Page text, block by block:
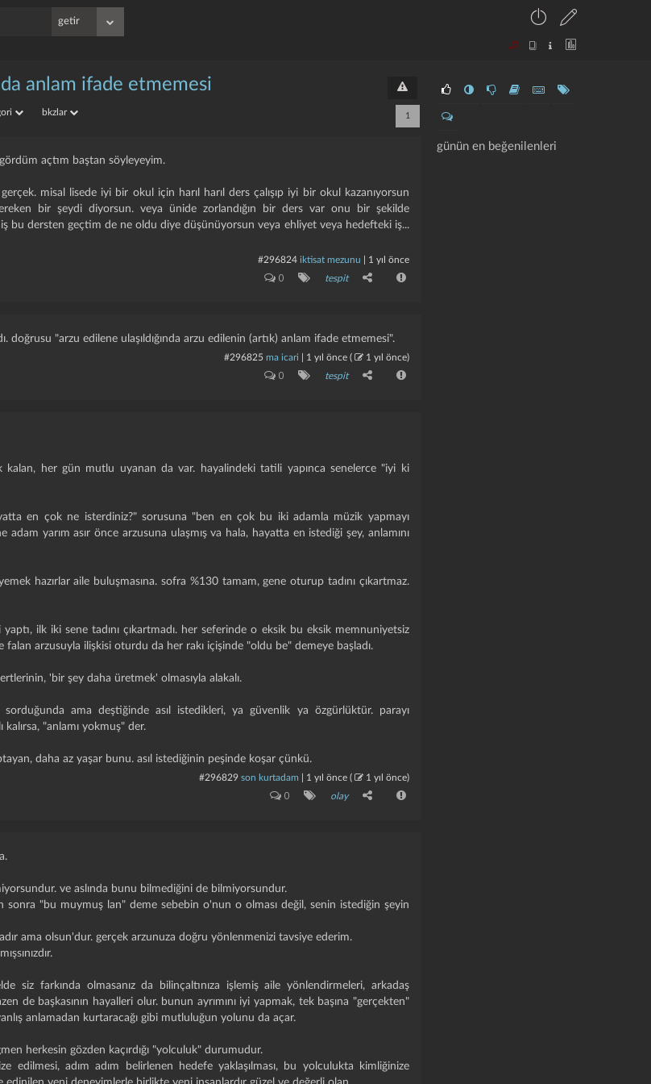
günün en beğenilenleri
anlam ifade etmemesi
bkzlar 1
açtım baştan söyleyeyim.
misal lisede iyi bir okul için harıl harıl ders çalışıp iyi bir okul kazanıyorsun
bir şeydi diyorsun. veya ünide zorlandığın bir ders var onu bir şekilde
bu dersten geçtim de ne oldu diye düşünüyorsun veya ehliyet veya hedefteki iş...
#296824 iktisat mezunu 1 yıl önce
0 tespit
doğrusu "arzu edilene ulaşıldığında arzu edilenin (artık) anlam ifade etmemesi".
#296825 ma icari 1 yıl önce ( 1 yıl önce)
0 tespit
kalan, her gün mutlu uyanan da var. hayalindeki tatili yapınca senelerce "iyi ki
en çok ne isterdiniz?" sorusuna "ben en çok bu iki adamla müzik yapmayı
yarım asır önce arzusuna ulaşmış va hala, hayatta en istediği şey, anlamını
hazırlar aile buluşmasına. sofra %130 tamam, gene oturup tadını çıkartmaz.
yaptı, ilk iki sene tadını çıkartmadı. her seferinde o eksik bu eksik memnuniyetsiz
falan arzusuyla ilişkisi oturdu da her rakı içişinde "oldu be" demeye başladı.
'bir şey daha üretmek' olmasıyla alakalı.
ama deştiğinde asıl istedikleri, ya güvenlik ya özgürlüktür. parayı
kalırsa, "anlamı yokmuş" der.
daha az yaşar bunu. asıl istediğinin peşinde koşar çünkü.
#296829 son kurtadam 1 yıl önce ( 1 yıl önce)
0 olay
ve aslında bunu bilmediğini de bilmiyorsundur.
sonra "bu muymuş lan" deme sebebin o'nun o olması değil, senin istediğin şeyin
ama olsun'dur. gerçek arzunuza doğru yönlenmenizi tavsiye ederim.
siz farkında olmasanız da bilinçaltınıza işlemiş aile yönlendirmeleri, arkadaş
de başkasının hayalleri olur. bunun ayrımını iyi yapmak, tek başına "gerçekten"
anlamadan kurtaracağı gibi mutluluğun yolunu da açar.
herkesin gözden kaçırdığı "yolculuk" durumudur.
edilmesi, adım adım belirlenen hedefe yaklaşılması, bu yolculukta kimliğinize